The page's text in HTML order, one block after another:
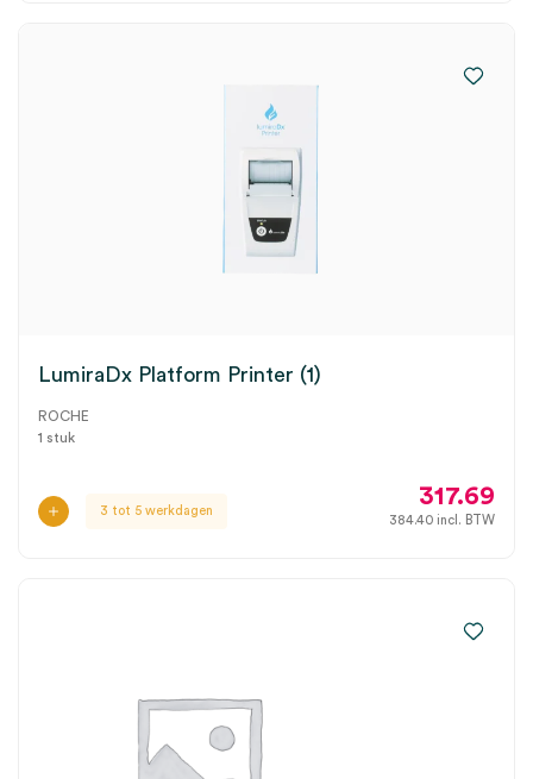
LumiraDx Platform Printer (1)
ROCHE
1 stuk
3 tot 5 werkdagen
317.69
384.40 incl. BTW